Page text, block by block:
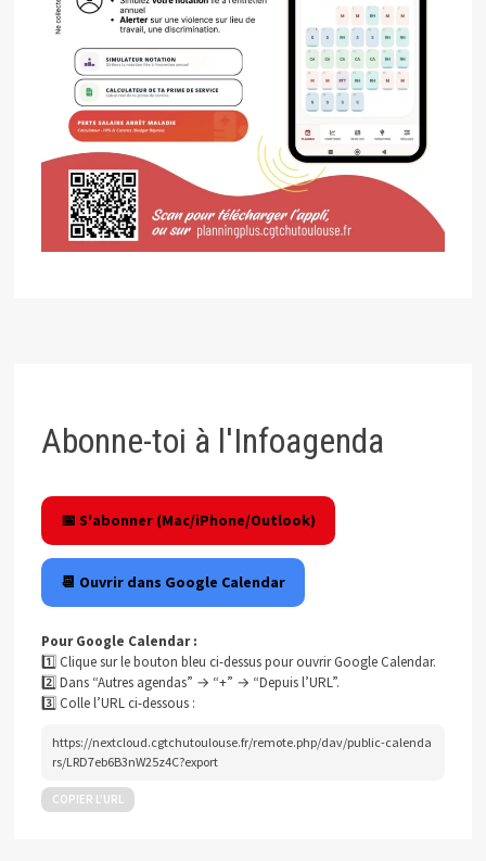
Abonne-toi à l'Infoagenda
📅 S'abonner (Mac/iPhone/Outlook)
📆 Ouvrir dans Google Calendar
Pour Google Calendar :
1️⃣ Clique sur le bouton bleu ci-dessus pour ouvrir Google Calendar.
2️⃣ Dans “Autres agendas” → “+” → “Depuis l’URL”.
3️⃣ Colle l’URL ci-dessous :
https://nextcloud.cgtchutoulouse.fr/remote.php/dav/public-calenda
rs/LRD7eb6B3nW25z4C?export
COPIER L’URL